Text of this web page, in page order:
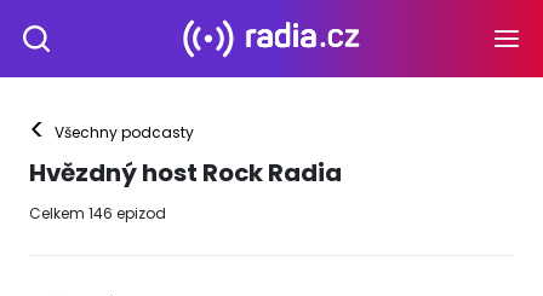
< Všechny podcasty
Hvězdný host Rock Radia
Celkem 146 epizod